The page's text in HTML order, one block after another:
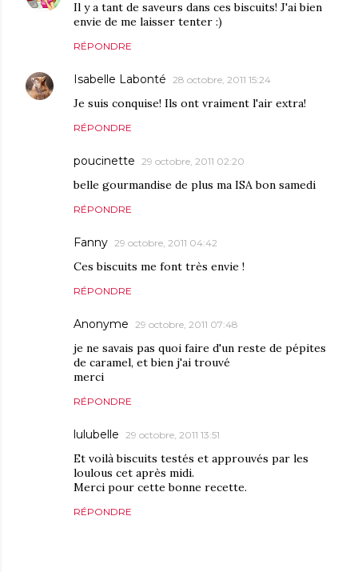
Il y a tant de saveurs dans ces biscuits! J'ai bien
envie de me laisser tenter :)
RÉPONDRE
Isabelle Labonté 28 octobre, 2011 15:24
Je suis conquise! Ils ont vraiment l'air extra!
RÉPONDRE
poucinette 29 octobre, 2011 02:20
belle gourmandise de plus ma ISA bon samedi
RÉPONDRE
Fanny 29 octobre, 2011 04:42
Ces biscuits me font très envie !
RÉPONDRE
Anonyme 29 octobre, 2011 07:48
je ne savais pas quoi faire d'un reste de pépites
de caramel, et bien j'ai trouvé
merci
RÉPONDRE
lulubelle 29 octobre, 2011 13:51
Et voilà biscuits testés et approuvés par les
loulous cet après midi.
Merci pour cette bonne recette.
RÉPONDRE